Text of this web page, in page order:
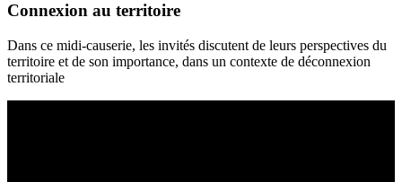
Connexion au territoire
Dans ce midi-causerie, les invités discutent de leurs perspectives du
territoire et de son importance, dans un contexte de déconnexion
territoriale